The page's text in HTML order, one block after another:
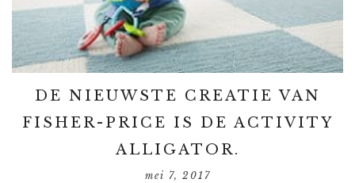
DE NIEUWSTE CREATIE VAN
FISHER-PRICE IS DE ACTIVITY
ALLIGATOR.
mei 7, 2017